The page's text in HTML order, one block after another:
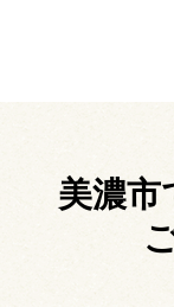
美濃市